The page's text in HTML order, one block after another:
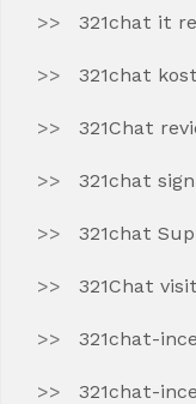
321chat it
321chat
321Chat
321chat
321chat
321Chat
321chat-
321chat-